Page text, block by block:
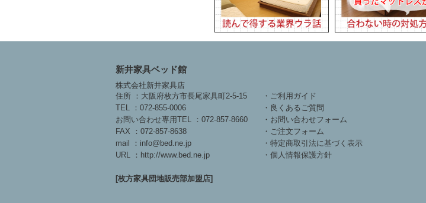
新井家具ベッド館
株式会社新井家具店
住所 ：大阪府枚方市長尾家具町2-5-15
TEL ：072-855-0006
お問い合わせ専用TEL ：072-857-8660
FAX ：072-857-8638
mail ：info@bed.ne.jp
URL ：http://www.bed.ne.jp
[枚方家具団地販売部加盟店]
・ご利用ガイド
・良くあるご質問
・お問い合わせフォーム
・ご注文フォーム
・特定商取引法に基づく表示
・個人情報保護方針